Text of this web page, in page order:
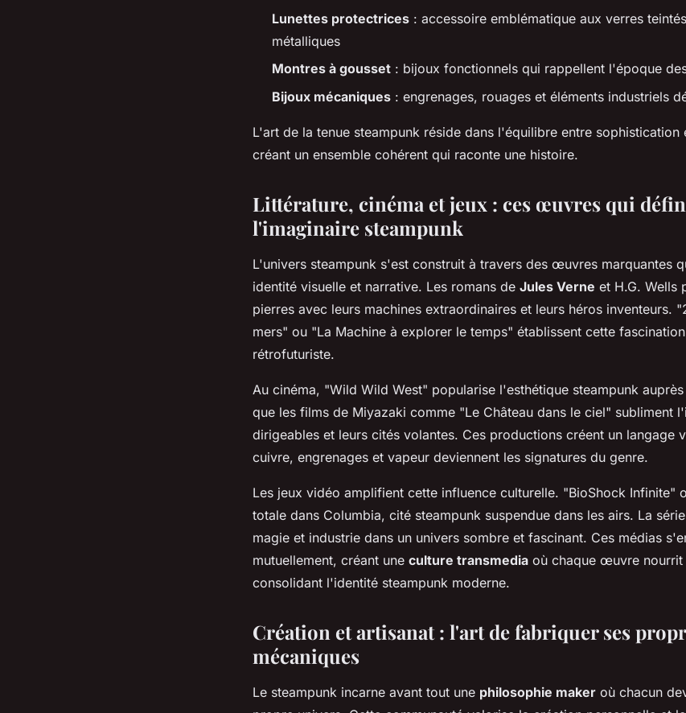
Lunettes protectrices : accessoire emblématique aux verres
métalliques
Montres à gousset : bijoux fonctionnels qui rappellent l'époque
Bijoux mécaniques : engrenages, rouages et éléments industriels
L'art de la tenue steampunk réside dans l'équilibre entre sophistication
créant un ensemble cohérent qui raconte une histoire.
Littérature, cinéma et jeux : ces œuvres qui
l'imaginaire steampunk
L'univers steampunk s'est construit à travers des œuvres marquantes
identité visuelle et narrative. Les romans de Jules Verne et H.G. Wells
pierres avec leurs machines extraordinaires et leurs héros inventeurs.
mers" ou "La Machine à explorer le temps" établissent cette
rétrofuturiste.
Au cinéma, "Wild Wild West" popularise l'esthétique steampunk
que les films de Miyazaki comme "Le Château dans le ciel" subliment
dirigeables et leurs cités volantes. Ces productions créent un langage
cuivre, engrenages et vapeur deviennent les signatures du genre.
Les jeux vidéo amplifient cette influence culturelle. "BioShock Infinite"
totale dans Columbia, cité steampunk suspendue dans les airs. La
magie et industrie dans un univers sombre et fascinant. Ces médias
mutuellement, créant une culture transmedia où chaque œuvre nourrit
consolidant l'identité steampunk moderne.
Création et artisanat : l'art de fabriquer ses
mécaniques
Le steampunk incarne avant tout une philosophie maker où chacun